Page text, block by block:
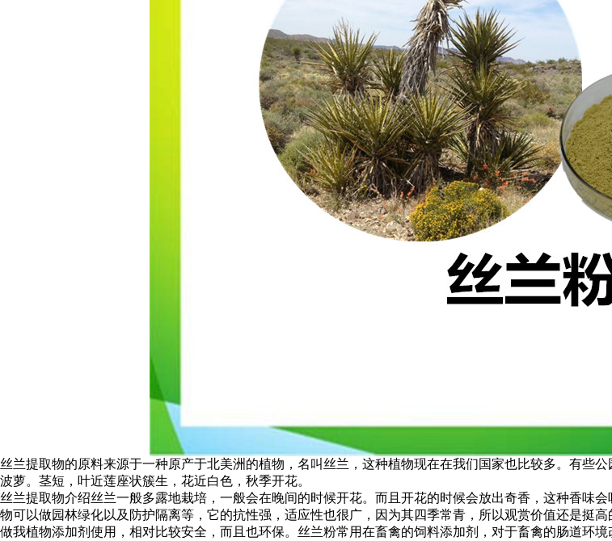
丝兰提取物的原料来源于一种原产于北美洲的植物，名叫丝兰，这种植物现在在我们国家也比较多。有些
波萝。茎短，叶近莲座状簇生，花近白色，秋季开花。
丝兰提取物介绍丝兰一般多露地栽培，一般会在晚间的时候开花。而且开花的时候会放出奇香，这种香味
物可以做园林绿化以及防护隔离等，它的抗性强，适应性也很广，因为其四季常青，所以观赏价值还是挺
做我植物添加剂使用，相对比较安全，而且也环保。丝兰粉常用在畜禽的饲料添加剂，对于畜禽的肠道环